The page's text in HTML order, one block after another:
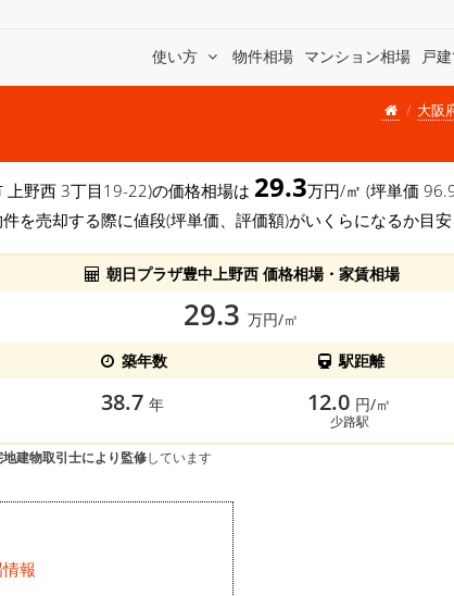
使い方 物件相場 マンション相場 戸
大阪
上野西 3丁目19-22)の価格相場は 29.3万円/㎡ (坪単価
を売却する際に値段(坪単価、評価額)がいくらになるか目安
朝日プラザ豊中上野西 価格相場・家賃相場
29.3 万円/㎡
築年数 駅距離
38.7 年 12.0 円/㎡
少路駅
建物取引士により監修しています
報